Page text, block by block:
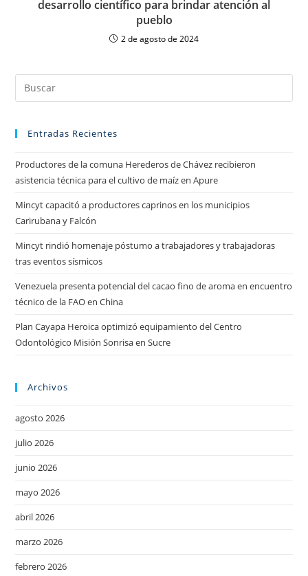
desarrollo científico para brindar atención al
pueblo
2 de agosto de 2024
Entradas Recientes
Productores de la comuna Herederos de Chávez recibieron
asistencia técnica para el cultivo de maíz en Apure
Mincyt capacitó a productores caprinos en los municipios
Carirubana y Falcón
Mincyt rindió homenaje póstumo a trabajadores y trabajadoras
tras eventos sísmicos
Venezuela presenta potencial del cacao fino de aroma en encuentro
técnico de la FAO en China
Plan Cayapa Heroica optimizó equipamiento del Centro
Odontológico Misión Sonrisa en Sucre
Archivos
agosto 2026
julio 2026
junio 2026
mayo 2026
abril 2026
marzo 2026
febrero 2026